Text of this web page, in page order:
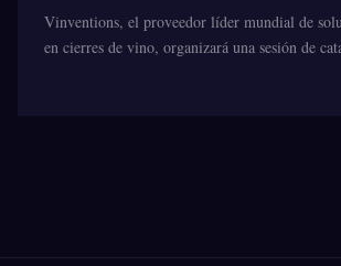
Vinventions, el proveedor líder mundial de
en cierres de vino, organizará una sesión de